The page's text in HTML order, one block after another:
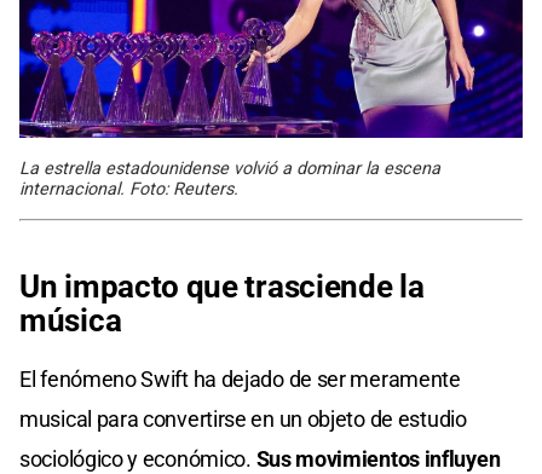
La estrella estadounidense volvió a dominar la escena
internacional. Foto: Reuters.
Un impacto que trasciende la
música
El fenómeno Swift ha dejado de ser meramente
musical para convertirse en un objeto de estudio
sociológico y económico. Sus movimientos influyen